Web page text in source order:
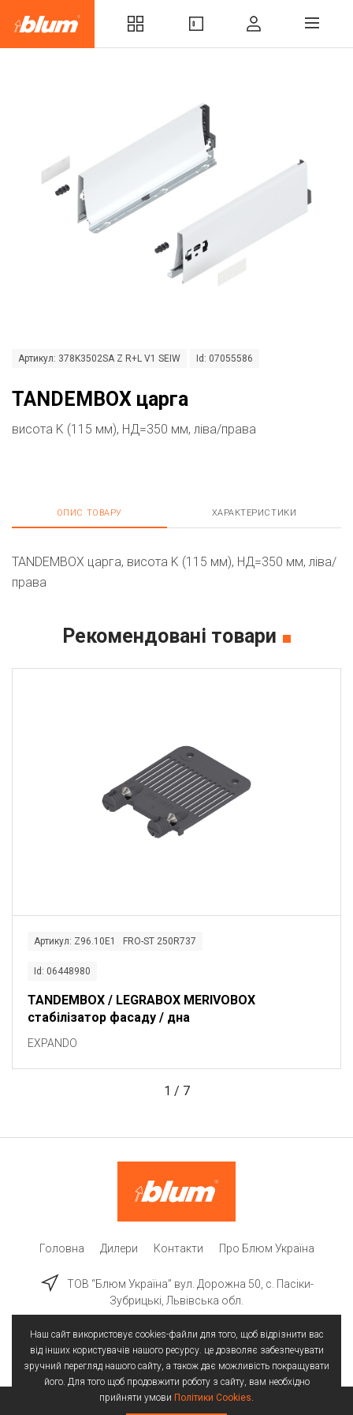
Артикул: 378K3502SA Z R+L V1 SEIW Id: 07055586
TANDEMBOX царга
висота K (115 мм), НД=350 мм, ліва/права
ОПИС ТОВАРУ ХАРАКТЕРИСТИКИ
TANDEMBOX царга, висота K (115 мм), НД=350 мм, ліва/
права
Рекомендовані товари
Артикул: Z96.10E1 FRO-ST 250R737
Id: 06448980
TANDEMBOX / LEGRABOX MERIVOBOX
стабілізатор фасаду / дна
EXPANDO
1 / 7
Головна Дилери Контакти Про Блюм Україна
ТОВ “Блюм Україна” вул. Дорожна 50, c. Пасіки-
Зубрицькі, Львівська обл.
Наш сайт використовує cookies-файли для того, щоб відрізнити вас
від інших користувачів нашого ресурсу. це дозволяє забезпечувати
зручний перегляд нашого сайту, а також дає можливість покращувати
його. Для того щоб продовжити роботу з сайту, вам необхідно
прийняти умови Політики Cookies.